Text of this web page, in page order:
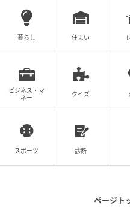
Q. 内容量と賞味期限
A. 内容量は21gの食べき
賞味期限は6カ月です。
暮らし 住まい
ビジネス・マ
ネー
クイズ
スポーツ 診断
ページト